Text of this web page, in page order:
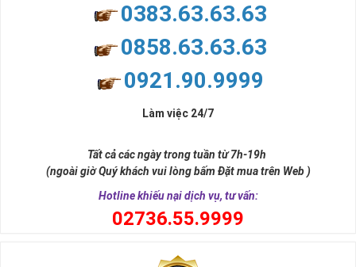
0383.63.63.63
0858.63.63.63
0921.90.9999
Làm việc 24/7
Tất cả các ngày trong tuần từ 7h-19h
(ngoài giờ Quý khách vui lòng bấm Đặt mua trên Web )
Hotline khiếu nại dịch vụ, tư vấn:
02736.55.9999